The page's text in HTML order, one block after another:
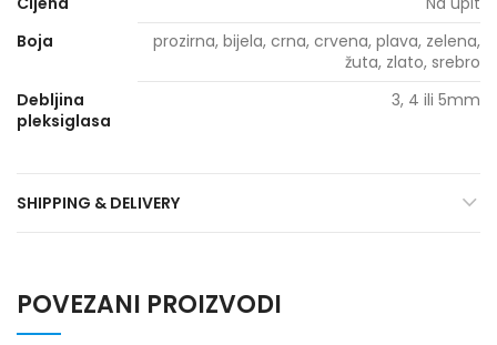
Boja
prozirna, bijela, crna, crvena, plava, zelena,
žuta, zlato, srebro
Debljina
pleksiglasa
3, 4 ili 5mm
SHIPPING & DELIVERY
POVEZANI PROIZVODI